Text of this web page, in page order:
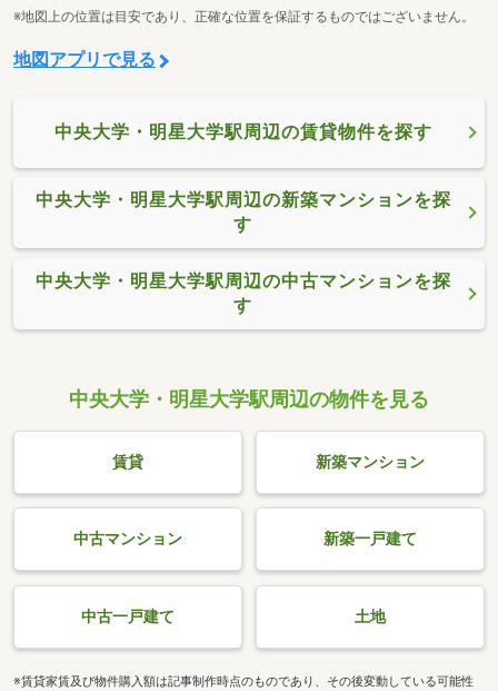
※地図上の位置は目安であり、正確な位置を保証するものではございません。
地図アプリで見る
中央大学・明星大学駅周辺の賃貸物件を探す
中央大学・明星大学駅周辺の新築マンションを探
す
中央大学・明星大学駅周辺の中古マンションを探
す
中央大学・明星大学駅周辺の物件を見る
賃貸 新築マンション
中古マンション 新築一戸建て
中古一戸建て 土地
※賃貸家賃及び物件購入額は記事制作時点のものであり、その後変動している可能性